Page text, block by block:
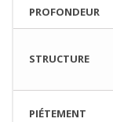
PROFONDEUR
STRUCTURE
PIÉTEMENT